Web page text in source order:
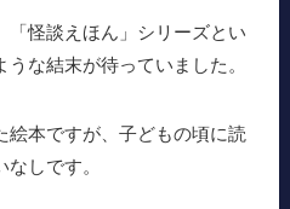
怪談えほん」シリーズとい
な結末が待っていました。
絵本ですが、子どもの頃に読
しです。